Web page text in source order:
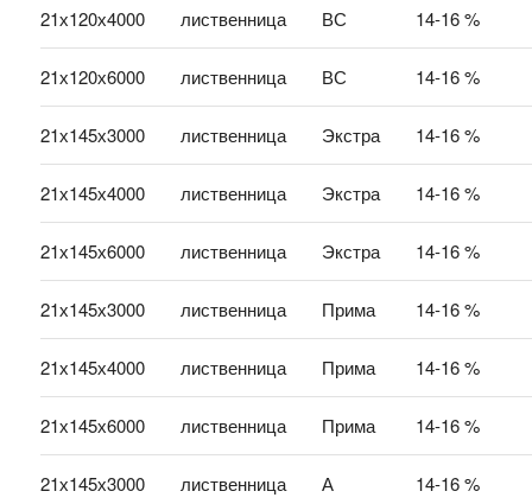
21х120х4000 лиственница ВС 14-16 %
21х120х6000 лиственница ВС 14-16 %
21х145х3000 лиственница Экстра 14-16 %
21х145х4000 лиственница Экстра 14-16 %
21х145х6000 лиственница Экстра 14-16 %
21х145х3000 лиственница Прима 14-16 %
21х145х4000 лиственница Прима 14-16 %
21х145х6000 лиственница Прима 14-16 %
21х145х3000 лиственница А 14-16 %